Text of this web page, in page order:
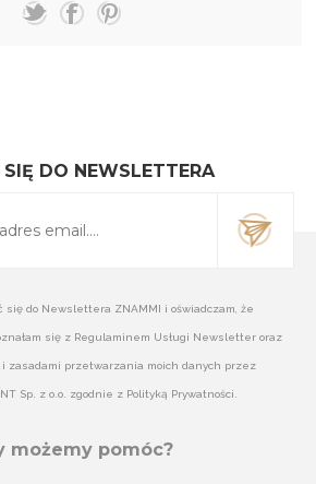
DO NEWSLETTERA
się do Newslettera ZNAMMI i oświadczam, że
się z Regulaminem Usługi Newsletter oraz
i zasadami przetwarzania moich danych przez
Sp. z o.o. zgodnie z Polityką Prywatności.
możemy pomóc?